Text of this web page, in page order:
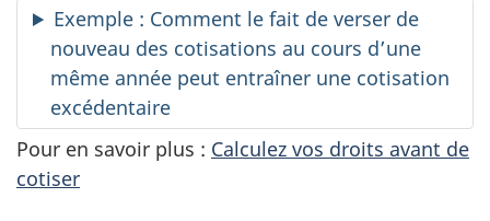
Exemple : Comment le fait de verser de
nouveau des cotisations au cours d’une
même année peut entraîner une cotisation
excédentaire
Pour en savoir plus : Calculez vos droits avant de
cotiser